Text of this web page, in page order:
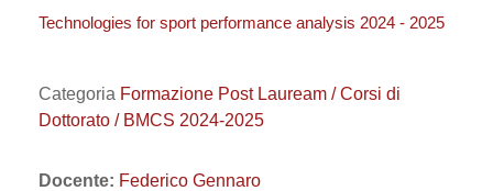
Technologies for sport performance analysis 2024 - 2025
Categoria Formazione Post Lauream / Corsi di
Dottorato / BMCS 2024-2025
Docente: Federico Gennaro